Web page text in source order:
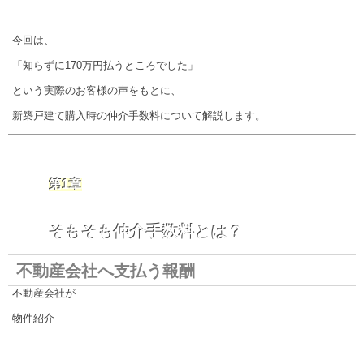
今回は、
「知らずに170万円払うところでした」
という実際のお客様の声をもとに、
新築戸建て購入時の仲介手数料について解説します。
第1章
そもそも仲介手数料とは？
不動産会社へ支払う報酬
不動産会社が
物件紹介